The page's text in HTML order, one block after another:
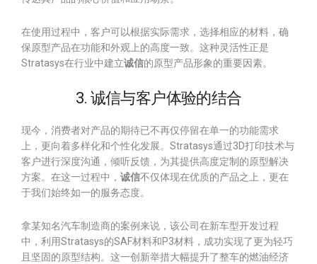
在使用过程中，客户可以根据实际需求，选择相应的材料，确
保原型产品在功能和外观上的高度一致。这种灵活性正是
Stratasys在行业中建立诚信的原型产品形象的重要因素。
3. 诚信与客户体验的结合
现今，消费者对产品的期待已不再仅停留在单一的功能需求
上，更向着多样化和个性化发展。Stratasys通过3D打印技术与
客户进行深度沟通，倾听反馈，为其提供高度定制的原型解决
方案。在这一过程中， 诚信不仅体现在优质的产品之上，更在
于我们始终如一的服务态度。
拿某知名汽车制造商的案例来说，该公司在新车型开发过程
中，利用Stratasys的SAF材料和P3材料，成功实现了更为轻巧
且坚固的原型结构。这一创新举措大幅提升了整车的燃油经济